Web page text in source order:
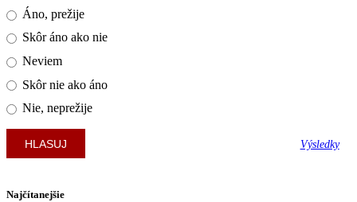
Áno, prežije
Skôr áno ako nie
Neviem
Skôr nie ako áno
Nie, neprežije
Výsledky
Najčítanejšie